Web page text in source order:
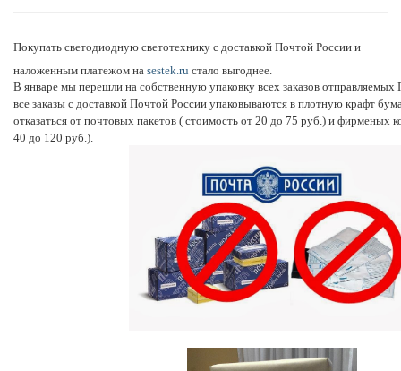
Покупать светодиодную светотехнику с доставкой Почтой России и
наложенным платежом на sestek.ru стало выгоднее.
В январе мы перешли на собственную упаковку всех заказов
все заказы с доставкой Почтой России упаковываются в плотную крафт
отказаться от почтовых пакетов ( стоимость от 20 до 75 руб.) и фирменых
40 до 120 руб.).